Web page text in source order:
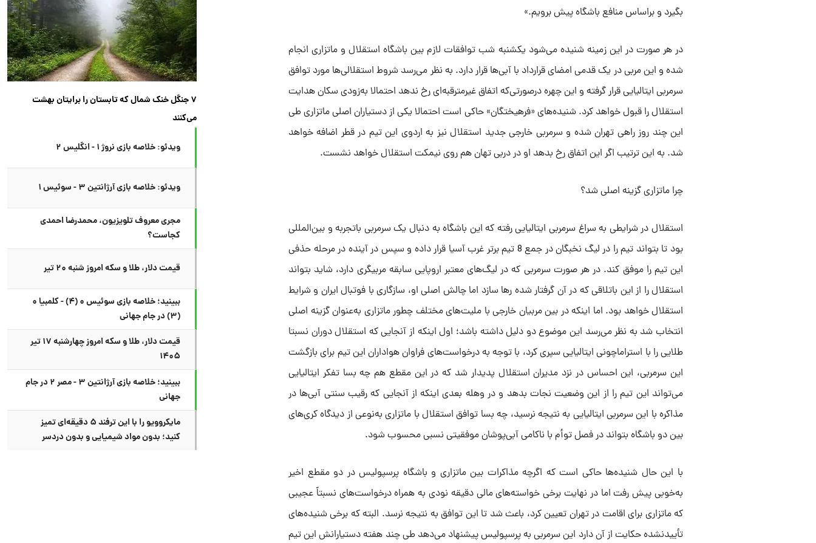
بگیرد و براساس منافع باشگاه پیش برویم.»
در هر صورت در این زمینه شنیده می‌شود یکشنبه شب توافقات لازم بین باشگاه استقلال و ماتزاری انجام
شده و این مربی در یک قدمی ‌امضای قرارداد با آبی‌ها قرار دارد. به نظر می‌رسد شروط استقلالی‌ها مورد توافق
سرمربی ایتالیایی قرار گرفته و این چهره درصورتی‌که اتفاق غیرمترقبه‌ای رخ ندهد احتمالا به‌زودی سکان هدایت
استقلال را قبول خواهد کرد. شنیده‌های «فرهیختگان» حاکی است احتمالا یکی از دستیاران اصلی ماتزاری طی
این چند روز راهی تهران شده و سرمربی خارجی جدید استقلال نیز به اردوی این تیم در قطر اضافه خواهد
شد. به این ترتیب اگر این اتفاق رخ بدهد او در دربی تهان هم روی نیمکت استقلال خواهد نشست.
چرا ماتزاری گزینه اصلی شد؟
استقلال در شرایطی به سراغ سرمربی ایتالیایی رفته که این باشگاه به دنبال یک سرمربی باتجربه و بین‌المللی
بود تا بتواند تیم را در لیگ نخبگان در جمع 8 تیم برتر غرب آسیا قرار داده و سپس در آینده در مرحله حذفی
این تیم را موفق کند. در هر صورت سرمربی که در لیگ‌های معتبر اروپایی سابقه مربیگری دارد، شاید بتواند
استقلال را از این باتلاقی که در آن گرفتار شده رها سازد اما چالش اصلی او، سازگاری با فوتبال ایران و شرایط
استقلال خواهد بود. اما اینکه در بین مربیان خارجی با ملیت‌های مختلف چطور ماتزاری به‌عنوان گزینه اصلی
انتخاب شد به نظر می‌رسد این موضوع دو دلیل داشته باشد؛ اول اینکه از آنجایی که استقلال دوران نسبتا
طلایی را با استراماچونی ایتالیایی سپری کرد، با توجه به درخواست‌های فراوان هواداران این تیم برای بازگشت
این سرمربی، این احساس در نزد مدیران استقلال پدیدار شد که در این مقطع هم چه بسا تفکر ایتالیایی
می‌تواند این تیم را از این وضعیت نجات بدهد و در وهله بعدی اینکه از آنجایی که رقیب سنتی آبی‌ها در
مذاکره با این سرمربی ایتالیایی به نتیجه نرسید، چه بسا توافق استقلال با ماتزاری به‌نوعی از دیدگاه کری‌های
بین دو باشگاه بتواند در فصل توأم با ناکامی ‌آبی‌پوشان موفقیتی نسبی محسوب شود.
با این حال شنیده‌ها حاکی است که اگرچه مذاکرات بین ماتزاری و باشگاه پرسپولیس در دو مقطع اخیر
به‌خوبی پیش رفت اما در نهایت برخی خواسته‌های مالی دقیقه نودی به همراه درخواست‌های نسبتاً عجیبی
که ماتزاری برای اقامت در تهران تعیین کرد، باعث شد تا این توافق به نتیجه نرسد. البته که برخی شنیده‌های
تأییدنشده حکایت از آن دارد این سرمربی به پرسپولیس پیشنهاد می‌دهد طی چند هفته دستیارانش این تیم
۷ جنگل خنک شمال که تابستان را برایتان بهشت
می‌کنند
ویدئو: خلاصه بازی نروژ ۱ - انگلیس ۲
ویدئو: خلاصه بازی آرژانتین ۳ - سوئیس ۱
مجری معروف تلویزیون، محمدرضا احمدی
کجاست؟
قیمت دلار، طلا و سکه امروز شنبه ۲۰ تیر
ببینید؛ خلاصه بازی سوئیس ۰ (۴) - کلمبیا ۰
(۳) در جام جهانی
قیمت دلار، طلا و سکه امروز چهارشنبه ۱۷ تیر
۱۴۰۵
ببینید؛ خلاصه بازی آرژانتین ۳ - مصر ۲ در جام
جهانی
مایکروویو را با این ترفند ۵ دقیقه‌ای تمیز
کنید؛ بدون مواد شیمیایی و بدون دردسر